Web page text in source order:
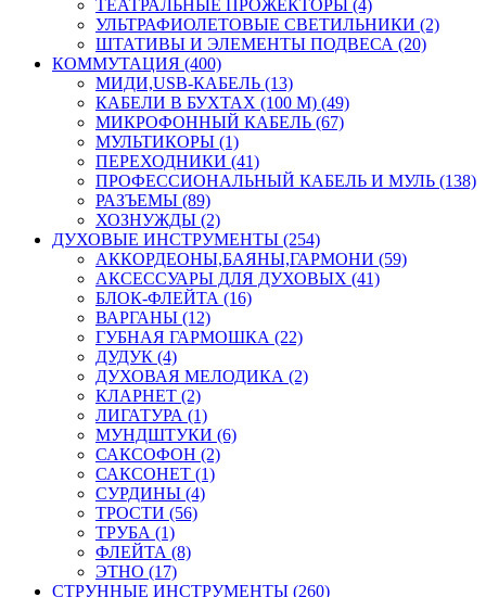
ТЕАТРАЛЬНЫЕ ПРОЖЕКТОРЫ (4)
УЛЬТРАФИОЛЕТОВЫЕ СВЕТИЛЬНИКИ (2)
ШТАТИВЫ И ЭЛЕМЕНТЫ ПОДВЕСА (20)
КОММУТАЦИЯ (400)
МИДИ,USB-КАБЕЛЬ (13)
КАБЕЛИ В БУХТАХ (100 М) (49)
МИКРОФОННЫЙ КАБЕЛЬ (67)
МУЛЬТИКОРЫ (1)
ПЕРЕХОДНИКИ (41)
ПРОФЕССИОНАЛЬНЫЙ КАБЕЛЬ И МУЛЬ (138)
РАЗЪЕМЫ (89)
ХОЗНУЖДЫ (2)
ДУХОВЫЕ ИНСТРУМЕНТЫ (254)
АККОРДЕОНЫ,БАЯНЫ,ГАРМОНИ (59)
АКСЕССУАРЫ ДЛЯ ДУХОВЫХ (41)
БЛОК-ФЛЕЙТА (16)
ВАРГАНЫ (12)
ГУБНАЯ ГАРМОШКА (22)
ДУДУК (4)
ДУХОВАЯ МЕЛОДИКА (2)
КЛАРНЕТ (2)
ЛИГАТУРА (1)
МУНДШТУКИ (6)
САКСОФОН (2)
САКСОНЕТ (1)
СУРДИНЫ (4)
ТРОСТИ (56)
ТРУБА (1)
ФЛЕЙТА (8)
ЭТНО (17)
СТРУННЫЕ ИНСТРУМЕНТЫ (260)